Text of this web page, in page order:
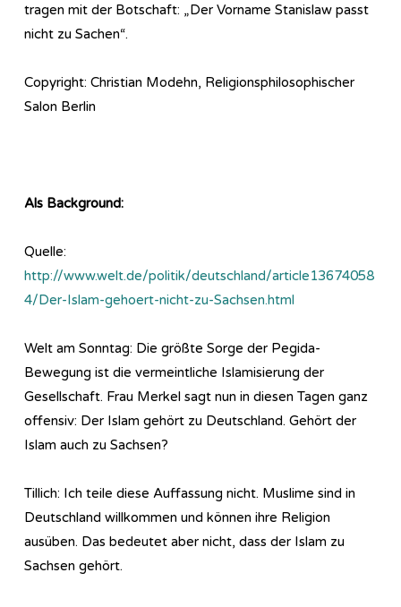
tragen mit der Botschaft: „Der Vorname Stanislaw passt
nicht zu Sachen“.
Copyright: Christian Modehn, Religionsphilosophischer
Salon Berlin
Als Background:
Quelle:
http://www.welt.de/politik/deutschland/article13674058
4/Der-Islam-gehoert-nicht-zu-Sachsen.html
Welt am Sonntag: Die größte Sorge der Pegida-
Bewegung ist die vermeintliche Islamisierung der
Gesellschaft. Frau Merkel sagt nun in diesen Tagen ganz
offensiv: Der Islam gehört zu Deutschland. Gehört der
Islam auch zu Sachsen?
Tillich: Ich teile diese Auffassung nicht. Muslime sind in
Deutschland willkommen und können ihre Religion
ausüben. Das bedeutet aber nicht, dass der Islam zu
Sachsen gehört.